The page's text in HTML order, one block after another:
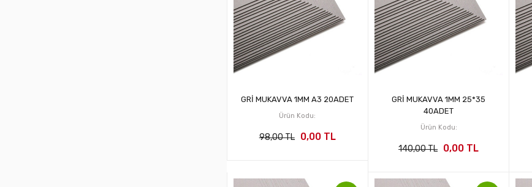
GRİ MUKAVVA 1MM A3 20ADET
Ürün Kodu:
98,00 TL 0,00 TL
GRİ MUKAVVA 1MM 25*35
40ADET
Ürün Kodu:
140,00 TL 0,00 TL